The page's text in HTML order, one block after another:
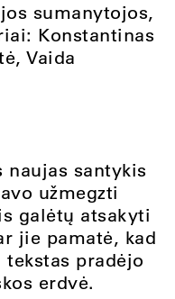
sumanytojos,
Konstantinas
Vaida
naujas santykis
užmegzti
galėtų atsakyti
jie pamatė, kad
pradėjo
erdvė.